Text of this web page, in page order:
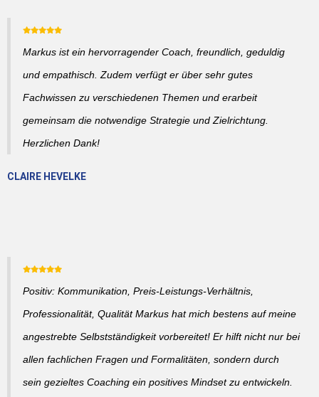
Markus ist ein hervorragender Coach, freundlich, geduldig
und empathisch. Zudem verfügt er über sehr gutes
Fachwissen zu verschiedenen Themen und erarbeit
gemeinsam die notwendige Strategie und Zielrichtung.
Herzlichen Dank!
CLAIRE HEVELKE
Positiv: Kommunikation, Preis-Leistungs-Verhältnis,
Professionalität, Qualität Markus hat mich bestens auf meine
angestrebte Selbstständigkeit vorbereitet! Er hilft nicht nur bei
allen fachlichen Fragen und Formalitäten, sondern durch
sein gezieltes Coaching ein positives Mindset zu entwickeln.